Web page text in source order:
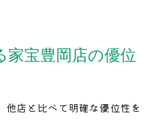
ービスの選び方
宝豊岡店の優位
店と比べて明確な優位性を